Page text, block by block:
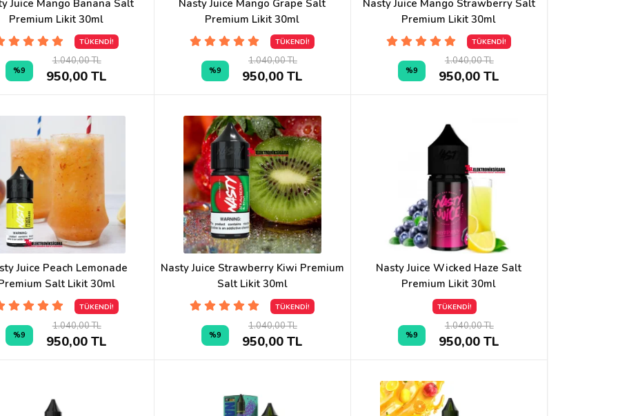
Juice Mango Banana Salt
Premium Likit 30ml
TÜKENDİ!
%9
1.040,00 TL
950,00 TL
Nasty Juice Mango Grape Salt
Premium Likit 30ml
TÜKENDİ!
%9
1.040,00 TL
950,00 TL
Nasty Juice Mango Strawberry Salt
Premium Likit 30ml
TÜKENDİ!
%9
1.040,00 TL
950,00 TL
Juice Peach Lemonade
Salt Likit 30ml
TÜKENDİ!
%9
1.040,00 TL
950,00 TL
Nasty Juice Strawberry Kiwi Premium
Salt Likit 30ml
TÜKENDİ!
%9
1.040,00 TL
950,00 TL
Nasty Juice Wicked Haze Salt
Premium Likit 30ml
TÜKENDİ!
%9
1.040,00 TL
950,00 TL